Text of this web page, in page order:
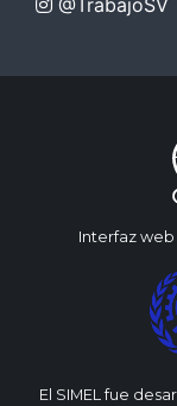
Interfaz
El SIMEL fue